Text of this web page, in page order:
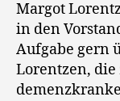
Margot
in den
Aufgabe gern
Lorentzen,